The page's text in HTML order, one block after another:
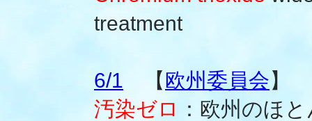
treatment
6/1 【欧州委員会】
汚染ゼロ ：欧州のほ